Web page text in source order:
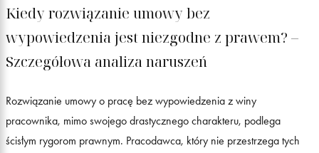
Kiedy rozwiązanie umowy bez
wypowiedzenia jest niezgodne z prawem? –
Szczegółowa analiza naruszeń
Rozwiązanie umowy o pracę bez wypowiedzenia z winy
pracownika, mimo swojego drastycznego charakteru, podlega
ścisłym rygorom prawnym. Pracodawca, który nie przestrzega tych